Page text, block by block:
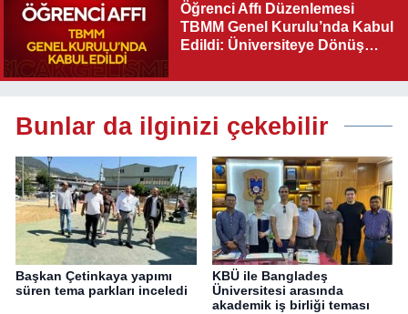
Öğrenci Affı Düzenlemesi
TBMM Genel Kurulu’nda Kabul
Edildi: Üniversiteye Dönüş
Bunlar da ilginizi çekebilir
Başkan Çetinkaya yapımı
süren tema parkları inceledi
KBÜ ile Bangladeş
Üniversitesi arasında
akademik iş birliği teması